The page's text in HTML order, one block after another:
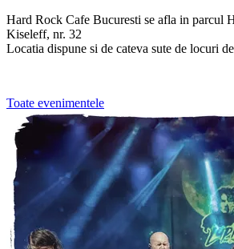
Hard Rock Cafe Bucuresti se afla in parcul
Kiseleff, nr. 32
Locatia dispune si de cateva sute de locuri
Toate evenimentele